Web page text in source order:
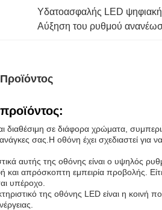
Υδατοασφαλής LED
Αύξηση του ρυθμού
διαθέσιμη σε διάφορα χρώματα,
ανάγκες σας.Η οθόνη έχει σχεδιαστεί
αυτής της οθόνης είναι ο υψηλός
απρόσκοπτη εμπειρία προβολής.
υπέροχο.
της οθόνης LED είναι η κοινή